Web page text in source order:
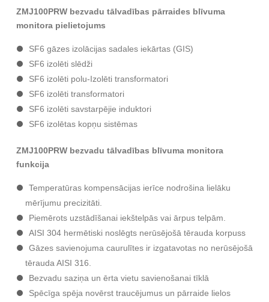
ZMJ100PRW bezvadu tālvadības pārraides blīvuma
monitora pielietojums
SF6 gāzes izolācijas sadales iekārtas (GIS)
SF6 izolēti slēdži
SF6 izolēti polu-Izolēti transformatori
SF6 izolēti transformatori
SF6 izolēti savstarpējie induktori
SF6 izolētas kopņu sistēmas
ZMJ100PRW bezvadu tālvadības blīvuma monitora
funkcija
Temperatūras kompensācijas ierīce nodrošina lielāku
mērījumu precizitāti.
Piemērots uzstādīšanai iekštelpās vai ārpus telpām.
AISI 304 hermētiski noslēgts nerūsējošā tērauda korpuss
Gāzes savienojuma caurulītes ir izgatavotas no nerūsējošā
tērauda AISI 316.
Bezvadu saziņa un ērta vietu savienošanai tīklā
Spēcīga spēja novērst traucējumus un pārraide lielos